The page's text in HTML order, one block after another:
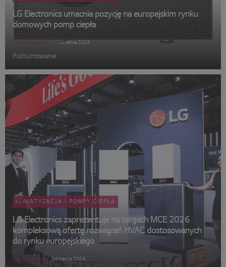
LG Electronics umacnia pozycję na europejskim rynku
domowych pomp ciepła
Monika Siejewicz 10 kwietnia 2026
Podsumowanie:
KLIMATYZACJA I POMPY CIEPŁA
LG Electronics zaprezentuje na targach MCE 2026
kompleksową ofertę rozwiązań HVAC dostosowanych
do rynku europejskiego
Monika Siejewicz 24 marca 2026